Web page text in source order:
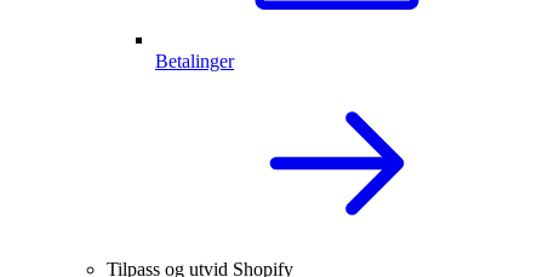
Betalinger
Tilpass og utvid Shopify